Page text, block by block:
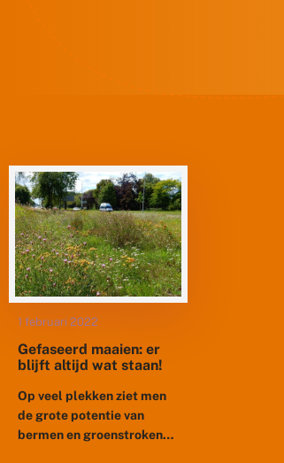
1 februari 2022
Gefaseerd maaien: er
blijft altijd wat staan!
Op veel plekken ziet men
de grote potentie van
bermen en groenstroken